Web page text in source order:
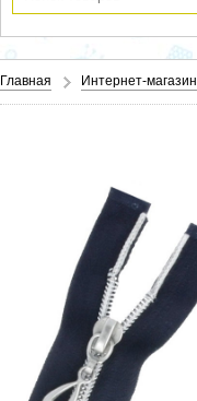
Главная Интернет-магазин